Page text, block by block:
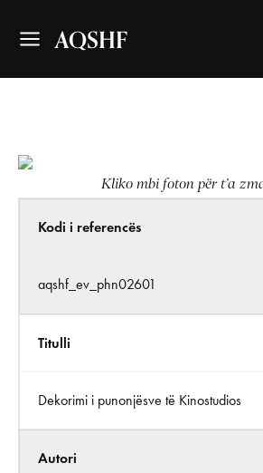
AQSHF
Kliko mbi foton për t’a
Kodi i referencës
aqshf_ev_phn02601
Titulli
Dekorimi i punonjësve të Kinostudios
Autori